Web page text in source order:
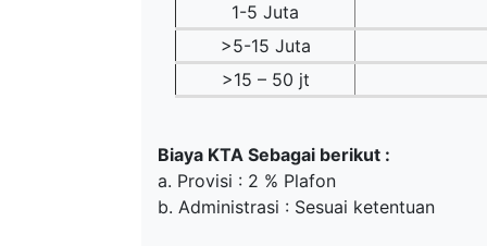
1-5 Juta
>5-15 Juta
>15 – 50 jt
Biaya KTA Sebagai berikut :
a. Provisi : 2 % Plafon
b. Administrasi : Sesuai ketentuan